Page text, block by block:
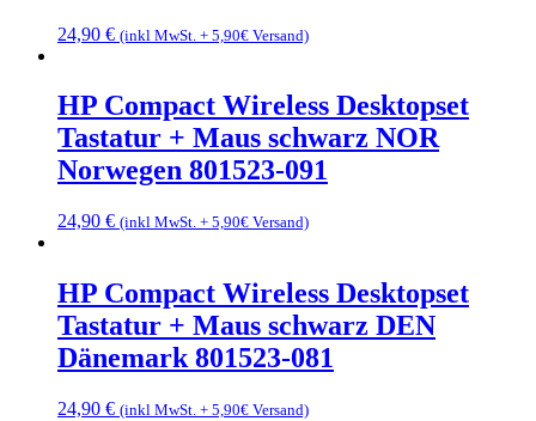
24,90 € (inkl MwSt. + 5,90€ Versand)
HP Compact Wireless Desktopset
Tastatur + Maus schwarz NOR
Norwegen 801523-091
24,90 € (inkl MwSt. + 5,90€ Versand)
HP Compact Wireless Desktopset
Tastatur + Maus schwarz DEN
Dänemark 801523-081
24,90 € (inkl MwSt. + 5,90€ Versand)